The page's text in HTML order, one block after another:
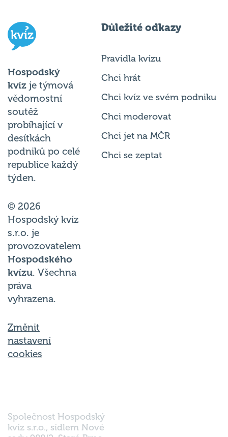
Hospodský
kvíz je týmová
vědomostní
soutěž
probíhající v
desítkách
podniků po celé
republice každý
týden.
© 2026
Hospodský kvíz
s.r.o. je
provozovatelem
Hospodského
kvízu. Všechna
práva
vyhrazena.
Změnit
nastavení
cookies
Důležité odkazy
Pravidla kvízu
Chci hrát
Chci kvíz ve svém podniku
Chci moderovat
Chci jet na MČR
Chci se zeptat
Společnost Hospodský
kvíz s.r.o., sídlem Nové